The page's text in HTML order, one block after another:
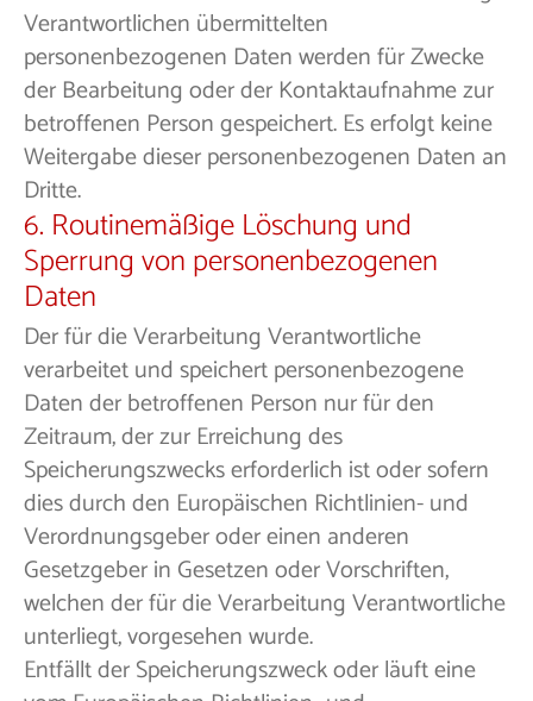
Verantwortlichen übermittelten
personenbezogenen Daten werden für Zwecke
der Bearbeitung oder der Kontaktaufnahme zur
betroffenen Person gespeichert. Es erfolgt keine
Weitergabe dieser personenbezogenen Daten an
Dritte.
6. Routinemäßige Löschung und
Sperrung von personenbezogenen
Daten
Der für die Verarbeitung Verantwortliche
verarbeitet und speichert personenbezogene
Daten der betroffenen Person nur für den
Zeitraum, der zur Erreichung des
Speicherungszwecks erforderlich ist oder sofern
dies durch den Europäischen Richtlinien- und
Verordnungsgeber oder einen anderen
Gesetzgeber in Gesetzen oder Vorschriften,
welchen der für die Verarbeitung Verantwortliche
unterliegt, vorgesehen wurde.
Entfällt der Speicherungszweck oder läuft eine